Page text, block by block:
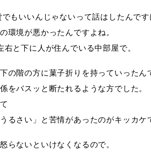
でもいいんじゃないって話はしたんで
環境が悪かったんですよね。
と下に人が住んでいる中部屋で。
の階の方に菓子折りを持っていったん
をバスッと断たれるような方でした。
るさい」と苦情があったのがキッカケ
らないといけなくなるので。